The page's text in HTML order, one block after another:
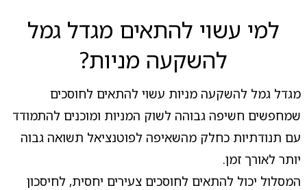
למי עשוי להתאים מגדל גמל
להשקעה מניות?
מגדל גמל להשקעה מניות עשוי להתאים לחוסכים
שמחפשים חשיפה גבוהה לשוק המניות ומוכנים להתמודד
עם תנודתיות כחלק מהשאיפה לפוטנציאל תשואה גבוה
יותר לאורך זמן.
המסלול יכול להתאים לחוסכים צעירים יחסית, לחיסכון